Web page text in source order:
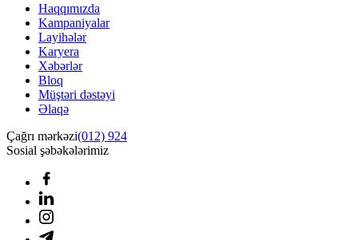
Haqqımızda
Kampaniyalar
Layihələr
Karyera
Xəbərlər
Bloq
Müştəri dəstəyi
Əlaqə
Çağrı mərkəzi(012) 924
Sosial şəbəkələrimiz